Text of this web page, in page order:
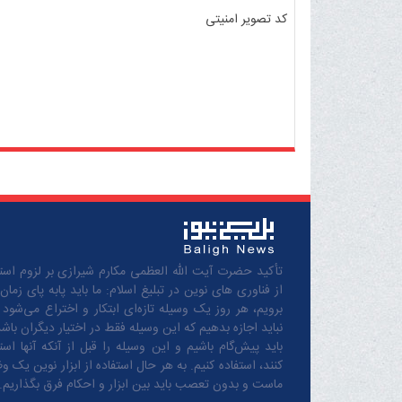
کد تصویر امنیتی
تأکید حضرت آیت الله العظمی مکارم شیرازی بر لزوم
از فناوری های نوین در تبلیغ اسلام: ما باید پابه پای
برویم، هر روز یک وسیله تازه‌ای ابتکار و اختراع
نباید اجازه بدهیم که این وسیله فقط در اختیار دیگران
باید پیش‌گام باشیم و این وسیله را قبل از آنکه آنها
کنند، استفاده کنیم. به هر حال استفاده از ابزار نوین یک
ماست و بدون تعصب باید بین ابزار و احکام فرق بگذاریم.